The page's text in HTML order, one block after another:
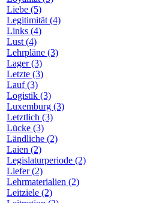
Liebe (5)
Legitimität (4)
Links (4)
Lust (4)
Lehrpläne (3)
Lager (3)
Letzte (3)
Lauf (3)
Logistik (3)
Luxemburg (3)
Letztlich (3)
Lücke (3)
Ländliche (2)
Laien (2)
Legislaturperiode (2)
Liefer (2)
Lehrmaterialien (2)
Leitziele (2)